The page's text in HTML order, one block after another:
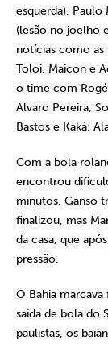
esquerda), Paulo
(lesão no joelho
notícias como as
Toloi, Maicon e
o time com
Alvaro Pereira;
Bastos e Kaká;
Com a bola
encontrou
minutos, Ganso
finalizou, mas
da casa, que
pressão.
O Bahia
saída de bola do
paulistas, os